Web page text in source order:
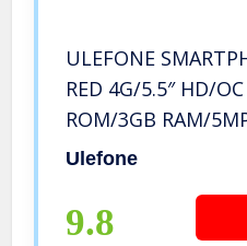
ULEFONE
RED 4G/5.5″ HD/
ROM/3GB RAM/
Ulefone
9.8